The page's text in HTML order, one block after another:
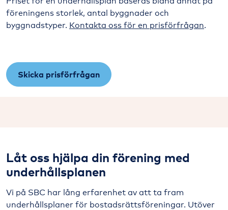
föreningens storlek, antal byggnader och
byggnadstyper. Kontakta oss för en prisförfrågan.
Skicka prisförfrågan
Låt oss hjälpa din förening med
underhållsplanen
Vi på SBC har lång erfarenhet av att ta fram
underhållsplaner för bostadsrättsföreningar. Utöver